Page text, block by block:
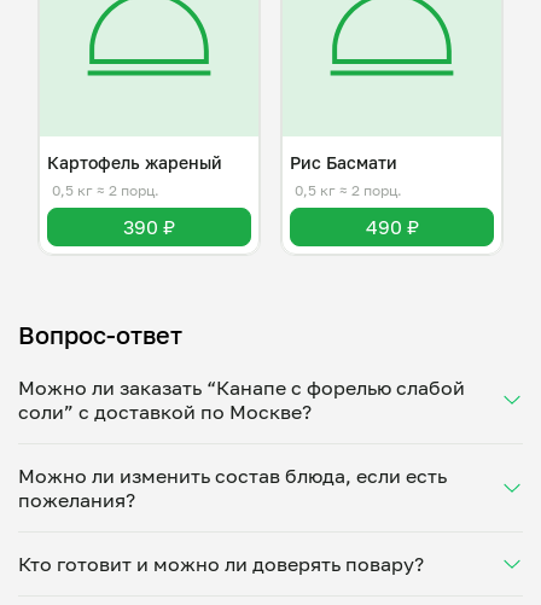
Картофель жареный
0,5 кг ≈ 2 порц.
390 ₽
Рис Басмати
0,5 кг ≈ 2 порц.
490 ₽
Вопрос-ответ
Можно ли заказать “Канапе с форелью слабой
соли” с доставкой по Москве?
Укажите удобное время — и получите свежее
домашнее блюдо в большой порции прямо с плиты.
минут. Статус заказа отслеживайте в личном
кабинете, а с поваром можно связаться напрямую в
Можно ли изменить состав блюда, если есть
пожелания?
ваши предпочтения: уберет специи, снизит
Кто готовит и можно ли доверять повару?